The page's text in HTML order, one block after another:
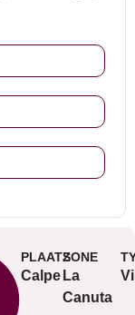
PLAATS
Calpe
ZONE
La
Canuta